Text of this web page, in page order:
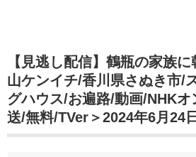
【見逃し配信】鶴瓶の家族
山ケンイチ/香川県さぬき市/
グハウス/お遍路/動画/NHK
送/無料/TVer＞2024年6月24